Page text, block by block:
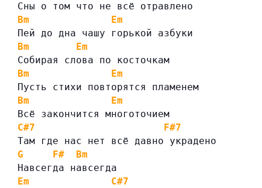
Сны о том что не всё отравлено
Bm
Em
Пей до дна чашу горькой азбуки
Bm
Em
Собирая слова по косточкам
Bm
Em
Пусть стихи повторятся пламенем
Bm
Em
Всё закончится многоточием
C#7
F#7
Там где нас нет всё давно украдено
G
F#
Bm
Навсегда навсегда
Em
C#7